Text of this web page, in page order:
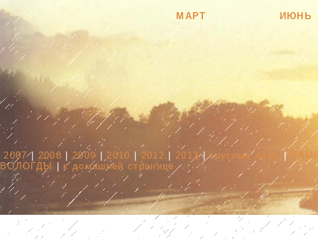
МАРТ ИЮНЬ
2007| 2008 |2009 |2010 2012| 2013|круглые даты |
ВОЛОГДЫ
|к домашней странице